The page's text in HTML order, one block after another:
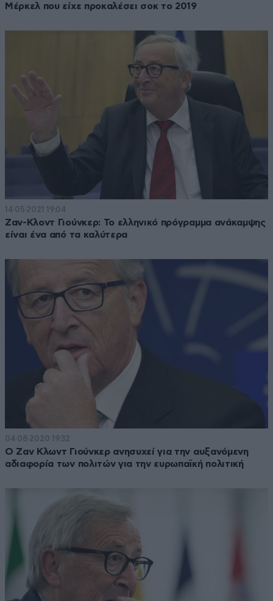
Μέρκελ που είχε προκαλέσει σοκ το 2019
14·05·2021 19:04
Ζαν-Κλοντ Γιούνκερ: Το ελληνικό πρόγραμμα ανάκαμψης
είναι ένα από τα καλύτερα
04·08·2020 19:32
Ο Ζαν Κλωντ Γιούνκερ ανησυχεί για την αυξανόμενη
αδιαφορία των πολιτών για την ευρωπαϊκή πολιτική